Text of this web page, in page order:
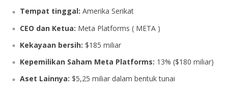
Tempat tinggal: Amerika Serikat
CEO dan Ketua: Meta Platforms ( META )
Kekayaan bersih: $185 miliar
Kepemilikan Saham Meta Platforms: 13% ($180 miliar)
Aset Lainnya: $5,25 miliar dalam bentuk tunai